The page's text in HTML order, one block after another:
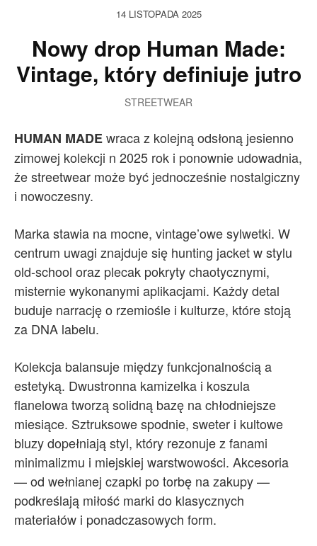
14 LISTOPADA 2025
Nowy drop Human Made:
Vintage, który definiuje jutro
STREETWEAR
HUMAN MADEwraca z kolejną odsłoną jesienno
zimowej kolekcji n 2025 rok i ponownie udowadnia,
że streetwear może być jednocześnie nostalgiczny
i nowoczesny.
Marka stawia na mocne, vintage’owe sylwetki. W
centrum uwagi znajduje się hunting jacket w stylu
old-school oraz plecak pokryty chaotycznymi,
misternie wykonanymi aplikacjami. Każdy detal
buduje narrację o rzemiośle i kulturze, które stoją
za DNA labelu.
Kolekcja balansuje między funkcjonalnością a
estetyką. Dwustronna kamizelka i koszula
flanelowa tworzą solidną bazę na chłodniejsze
miesiące. Sztruksowe spodnie, sweter i kultowe
bluzy dopełniają styl, który rezonuje z fanami
minimalizmu i miejskiej warstwowości. Akcesoria
— od wełnianej czapki po torbę na zakupy —
podkreślają miłość marki do klasycznych
materiałów i ponadczasowych form.